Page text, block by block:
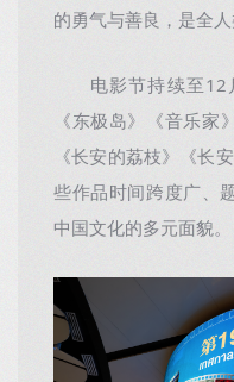
的勇气与善良，是全人
电影节持续至12
《东极岛》《音乐家
《长安的荔枝》《长
些作品时间跨度广、
中国文化的多元面貌。